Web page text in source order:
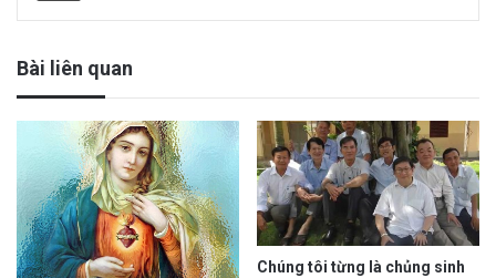
Bài liên quan
Chúng tôi từng là chủng sinh